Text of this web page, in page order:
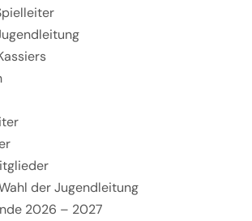
der Jugendleitung
2026 – 2027